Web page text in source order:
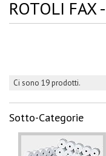
ROTOLI FAX
Ci sono 19 prodotti.
Sotto-Categorie